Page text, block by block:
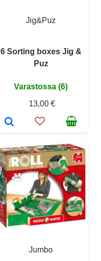
Jig&Puz
6 Sorting boxes Jig &
Puz
Varastossa (6)
13,00 €
Jumbo